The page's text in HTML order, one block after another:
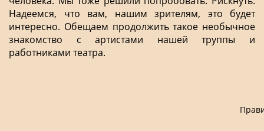
Надеемся, что вам, нашим зрителям, это будет
интересно. Обещаем продолжить такое необычное
знакомство с артистами нашей труппы и
работниками театра.